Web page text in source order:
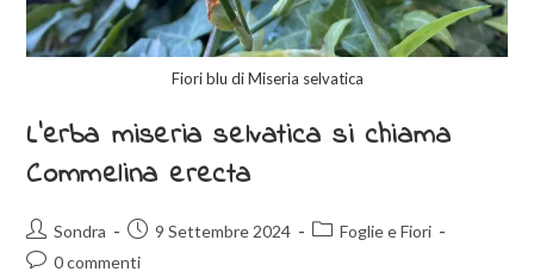
Fiori blu di Miseria selvatica
L’erba miseria selvatica si chiama
Commelina erecta
Sondra 9 Settembre 2024
Foglie e Fiori
0 commenti